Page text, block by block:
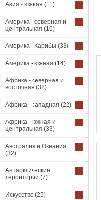
Азия - южная (11)
Америка - северная и
центральная (16)
Америка - Карибы (33)
Америка - южная (14)
Африка - северная и
восточная (32)
Африка - западная (22)
Африка - южная и
центральная (33)
Австралия и Океания
(32)
Антарктические
территории (7)
Искусство (25)